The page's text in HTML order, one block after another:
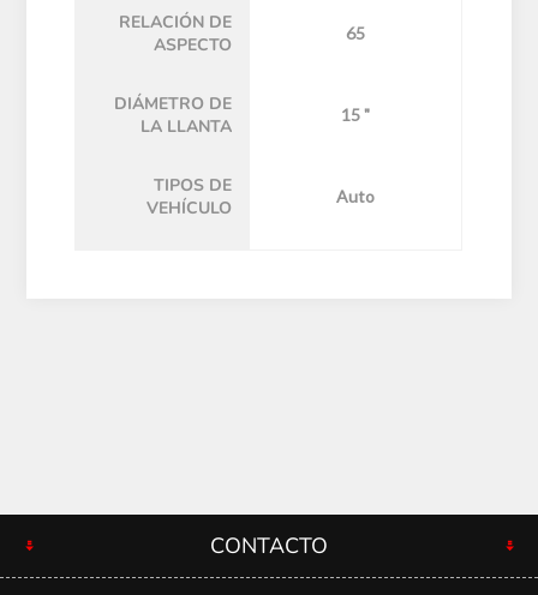
RELACIÓN DE
ASPECTO
65
DIÁMETRO DE
LA LLANTA
15 "
TIPOS DE
VEHÍCULO
Auto
CONTACTO